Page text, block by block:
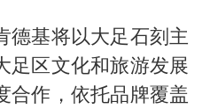
德基将以大足石刻主
足区文化和旅游发展
合作，依托品牌覆盖